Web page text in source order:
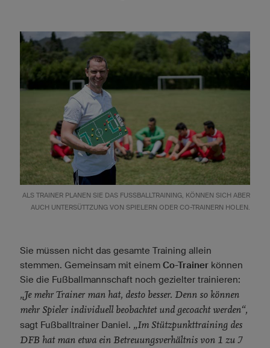
ALS TRAINER PLANEN SIE DAS FUSSBALLTRAINING, KÖNNEN SICH ABER A
UCH UNTERSÜTTZUNG VON SPIELERN ODER CO-TRAINERN HOLEN.
Sie müssen nicht das gesamte Training allein
stemmen. Gemeinsam mit einem Co-Trainer können
Sie die Fußballmannschaft noch gezielter trainieren:
„Je mehr Trainer man hat, desto besser. Denn so können
mehr Spieler individuell beobachtet und gecoacht werden“,
sagt Fußballtrainer Daniel. „Im Stützpunkttraining des
DFB hat man etwa ein Betreuungsverhältnis von 1 zu 7